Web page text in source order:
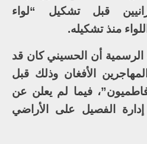
قبل تشكيل “لواء
منذ تشكيله.
الرسمية أن الحسيني كان قد
الأفغان وذلك قبل
فاطميون”، فيما لم يعلن عن
الفصيل على الأراضي